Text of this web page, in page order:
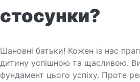
стосунки?
Шановні батьки! Кожен із нас
дитину успішною та щасливою.
фундамент цього успіху. Проте